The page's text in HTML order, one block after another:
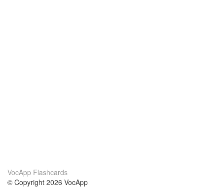
VocApp Flashcards
© Copyright 2026 VocApp